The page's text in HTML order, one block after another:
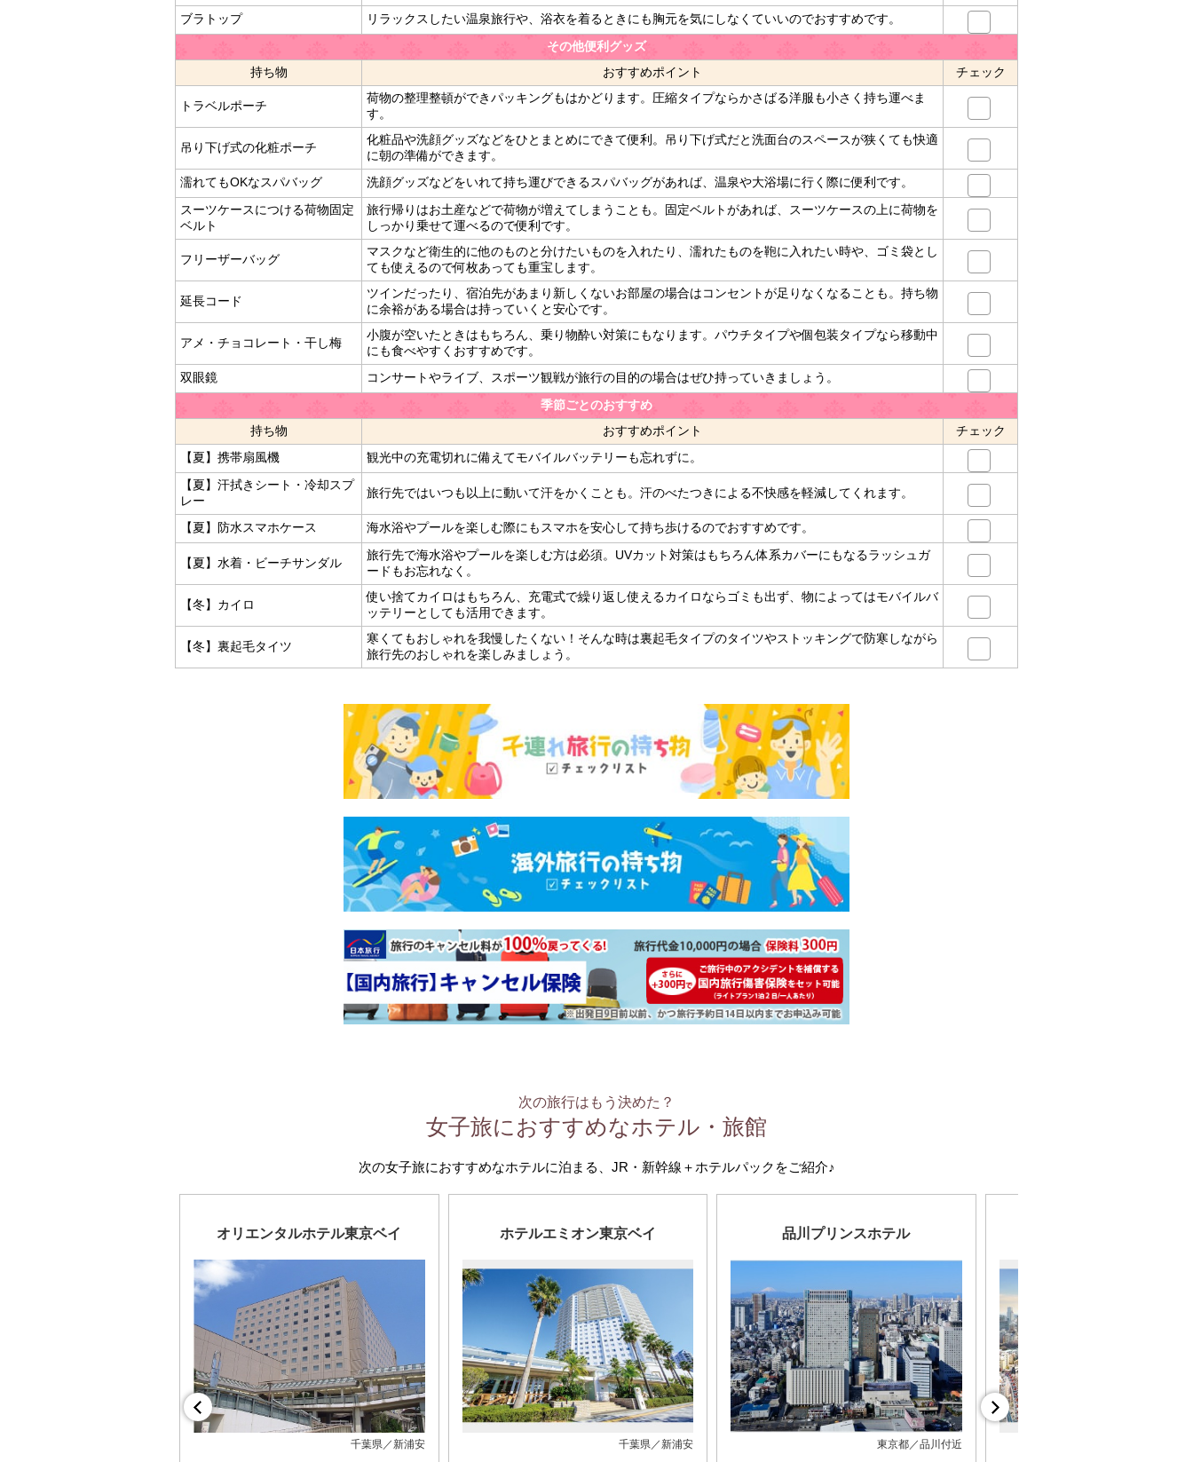
ブラトップ
リラックスしたい温泉旅行や、浴衣を着るときにも胸元を気にしなくていいのでおすすめです。
その他便利グッズ
持ち物
おすすめポイント チェック
トラベルポーチ
荷物の整理整頓ができパッキングもはかどります。圧縮タイプならかさばる洋服も小さく持ち運べま
す。
吊り下げ式の化粧ポーチ
化粧品や洗顔グッズなどをひとまとめにできて便利。吊り下げ式だと洗面台のスペースが狭くても快適
に朝の準備ができます。
濡れてもOKなスパバッグ
洗顔グッズなどをいれて持ち運びできるスパバッグがあれば、温泉や大浴場に行く際に便利です。
スーツケースにつける荷物固定
ベルト
旅行帰りはお土産などで荷物が増えてしまうことも。固定ベルトがあれば、スーツケースの上に荷物を
しっかり乗せて運べるので便利です。
フリーザーバッグ
マスクなど衛生的に他のものと分けたいものを入れたり、濡れたものを鞄に入れたい時や、ゴミ袋とし
ても使えるので何枚あっても重宝します。
延長コード
ツインだったり、宿泊先があまり新しくないお部屋の場合はコンセントが足りなくなることも。持ち物
に余裕がある場合は持っていくと安心です。
アメ・チョコレート・干し梅
小腹が空いたときはもちろん、乗り物酔い対策にもなります。パウチタイプや個包装タイプなら移動中
にも食べやすくおすすめです。
双眼鏡
コンサートやライブ、スポーツ観戦が旅行の目的の場合はぜひ持っていきましょう。
季節ごとのおすすめ
持ち物
おすすめポイント
チェック
【夏】携帯扇風機
観光中の充電切れに備えてモバイルバッテリーも忘れずに。
【夏】汗拭きシート・冷却スプ
レー
旅行先ではいつも以上に動いて汗をかくことも。汗のべたつきによる不快感を軽減してくれます。
【夏】防水スマホケース 海水浴やプールを楽しむ際にもスマホを安心して持ち歩けるのでおすすめです。
【夏】水着・ビーチサンダル
旅行先で海水浴やプールを楽しむ方は必須。UVカット対策はもちろん体系カバーにもなるラッシュガ
ードもお忘れなく。
【冬】カイロ
使い捨てカイロはもちろん、充電式で繰り返し使えるカイロならゴミも出ず、物によってはモバイルバ
ッテリーとしても活用できます。
【冬】裏起毛タイツ
寒くてもおしゃれを我慢したくない！そんな時は裏起毛タイプのタイツやストッキングで防寒しながら
旅行先のおしゃれを楽しみましょう。
次の旅行はもう決めた？
女子旅におすすめなホテル・旅館
次の女子旅におすすめなホテルに泊まる、 JR・新幹線＋ホテルパックをご紹介♪
オリエンタルホテル東京ベイ
千葉県／新浦安
ホテルエミオン東京ベイ
千葉県／新浦安
品川プリンスホテル
東京都／品川付近